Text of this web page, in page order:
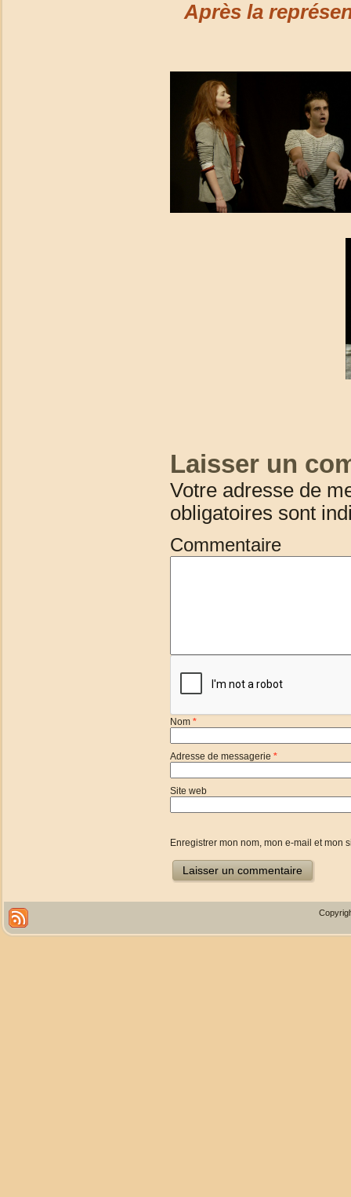
Après la
Laisser un
Votre adresse de
obligatoires sont
Commentaire
Nom *
Adresse de messagerie *
Site web
Enregistrer mon nom, mon e-mail et mon